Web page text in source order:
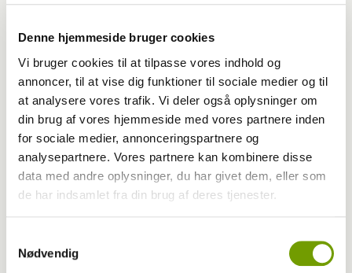
Denne hjemmeside bruger cookies
Vi bruger cookies til at tilpasse vores indhold og
annoncer, til at vise dig funktioner til sociale medier og til
at analysere vores trafik. Vi deler også oplysninger om
din brug af vores hjemmeside med vores partnere inden
for sociale medier, annonceringspartnere og
analysepartnere. Vores partnere kan kombinere disse
data med andre oplysninger, du har givet dem, eller som
de har indsamlet fra din brug af deres tjenester.
Nødvendig
Skovlund